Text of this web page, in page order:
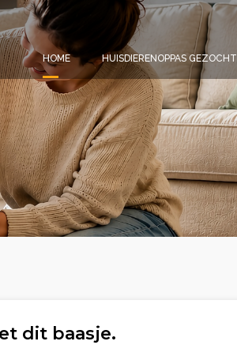
HOME HUISDIERENOPPAS GEZOCHT
dit baasje.